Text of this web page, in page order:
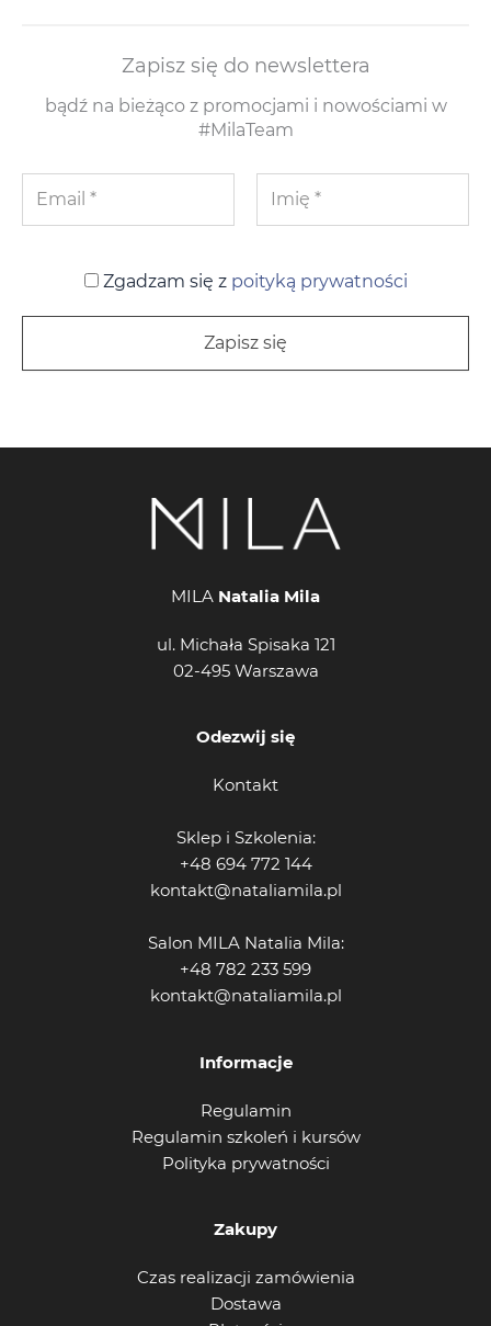
Zapisz się do newslettera
bądź na bieżąco z promocjami i nowościami w
#MilaTeam
Zgadzam się z poityką prywatności
MILA Natalia Mila
ul. Michała Spisaka 121
02-495 Warszawa
Odezwij się
Kontakt
Sklep i Szkolenia:
+48 694 772 144
kontakt@nataliamila.pl
Salon MILA Natalia Mila:
+48 782 233 599
kontakt@nataliamila.pl
Informacje
Regulamin
Regulamin szkoleń i kursów
Polityka prywatności
Zakupy
Czas realizacji zamówienia
Dostawa